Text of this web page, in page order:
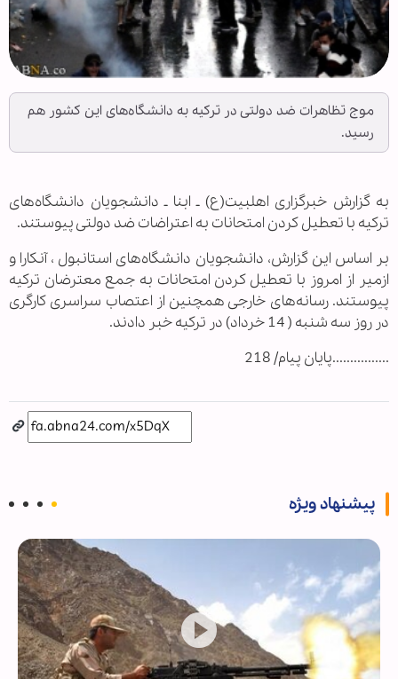
موج تظاهرات ضد دولتی در ترکیه به دانشگاه‌های این کشور هم
رسید.
به گزارش خبرگزاری اهل‏بیت(ع) ـ ابنا ـ دانشجویان دانشگاه‌های
ترکیه با تعطیل کردن امتحانات به اعتراضات ضد دولتی پیوستند.
بر اساس این گزارش، دانشجویان دانشگاه‌های استانبول ، آنکارا و
ازمیر از امروز با تعطیل کردن امتحانات به جمع معترضان ترکیه
پیوستند. رسانه‌های خارجی همچنین از اعتصاب سراسری کارگری
در روز سه شنبه ( 14 خرداد) در ترکیه خبر دادند.
................پایان پیام/ 218
پیشنهاد ویژه